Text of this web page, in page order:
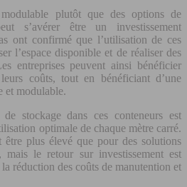
plutôt que des options de
s’avérer être un investissement
ont confirmé que l’utilisation de ces
l’espace disponible et de réaliser des
entreprises peuvent ainsi bénéficier
coûts, tout en bénéficiant d’une
et modulable.
de stockage dans ces conteneurs est
optimale de chaque mètre carré.
être plus élevé que pour des solutions
mais le retour sur investissement est
réduction des coûts de manutention et